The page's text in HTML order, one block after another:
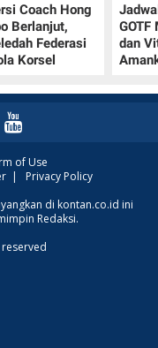
Coach Hong
Berlanjut,
Federasi
Korsel
GOTF
dan
of Use
| Privacy Policy
di kontan.co.id ini
Redaksi.